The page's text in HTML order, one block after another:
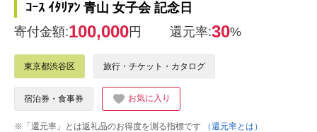
ｺｰｽ ｲﾀﾘｱﾝ 青山 女子会 記念日
寄付金額:100,000円 還元率:30%
東京都渋谷区 旅行・チケット・カタログ
宿泊券・食事券 お気に入り
※「還元率」とは返礼品のお得度を測る指標です
（還元率とは）